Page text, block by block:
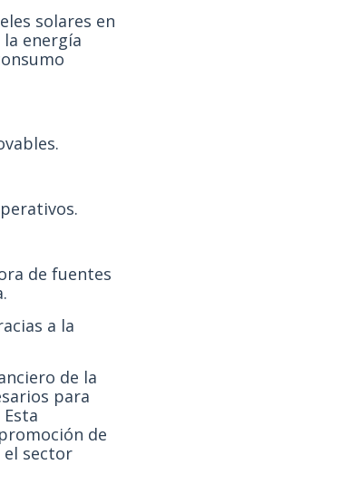
solares en
energía
de fuentes
a la
de la
para
de
el sector